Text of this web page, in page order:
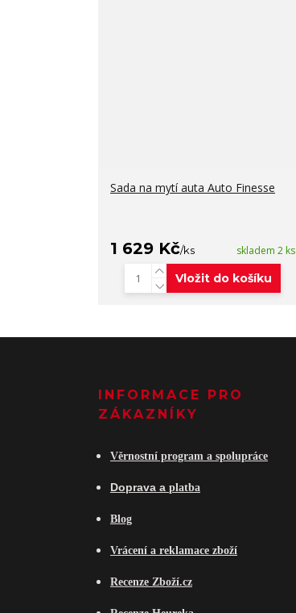
Sada na mytí auta Auto Finesse
1 629 Kč/ks skladem 2 ks
Vložit do košíku
INFORMACE PRO
ZÁKAZNÍKY
Věrnostní program a spolupráce
Doprava a platba
Blog
Vrácení a reklamace zboží
Recenze Zboží.cz